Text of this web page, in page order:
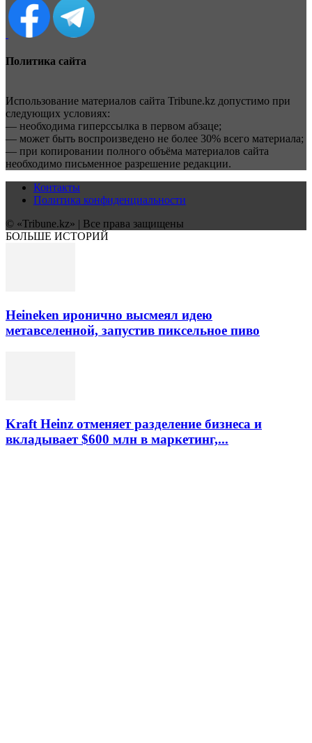
Политика сайта
Использование материалов сайта Tribune.kz допустимо при
следующих условиях:
— необходима гиперссылка в первом абзаце;
— может быть воспроизведено не более 30% всего материала;
— при копировании полного объёма материалов сайта
необходимо письменное разрешение редакции.
Контакты
Политика конфиденциальности
© «Tribune.kz» | Все права защищены
БОЛЬШЕ ИСТОРИЙ
Heineken иронично высмеял идею
метавселенной, запустив пиксельное пиво
Kraft Heinz отменяет разделение бизнеса и
вкладывает $600 млн в маркетинг,...